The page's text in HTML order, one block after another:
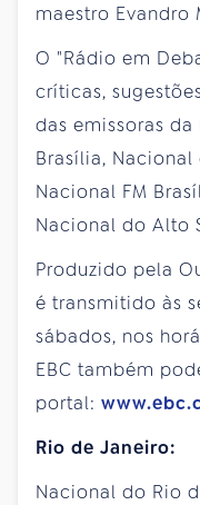
maestro Evandro
O "Rádio em
críticas,
das emissoras da
Brasília,
Nacional FM
Nacional do Alto
Produzido pela
é transmitido às
sábados, nos
EBC também
portal:
Rio de Janeiro:
Nacional do